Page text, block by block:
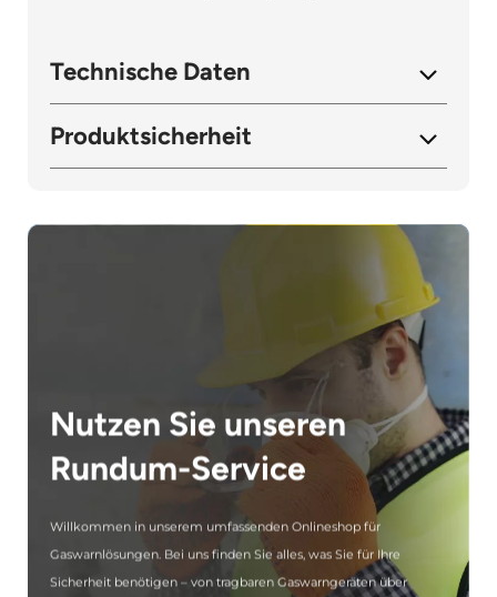
Technische Daten
Produktsicherheit
Nutzen Sie unseren
Rundum-Service
Willkommen in unserem umfassenden Onlineshop für
Gaswarnlösungen. Bei uns finden Sie alles, was Sie für Ihre
Sicherheit benötigen – von tragbaren Gaswarngeräten über